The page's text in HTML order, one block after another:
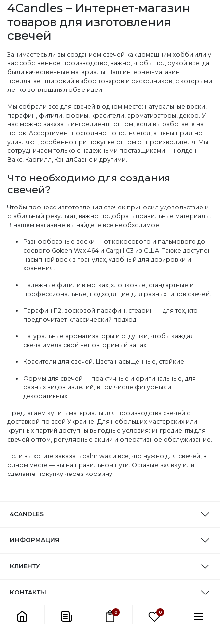
0 0
4Candles – Интернет-магазин
товаров для изготовления
свечей
Занимаетесь ли вы созданием свечей как домашним хобби или у
вас собственное производство, важно, чтобы под рукой всегда
были качественные материалы. Наш интернет-магазин
предлагает широкий выбор товаров и расходников, с которыми
легко воплощать любые идеи
Мы собрали все для свечей в одном месте: натуральные воски,
парафин, фитили, формы, красители, ароматизаторы, декор. У
нас можно заказать ингредиенты оптом, если вы работаете на
поток. Ассортимент постоянно пополняется, а цены приятно
удивляют, особенно при покупке оптом от производителя. Мы
сотрудничаем только с надежными поставщиками — Голден
Вакс, Каргилл, КэндлСаенс и другими.
Что необходимо для создания
свечей?
Чтобы процесс изготовления свечек приносил удовольствие и
стабильный результат, важно подобрать правильные материалы.
В нашем магазине вы найдете все необходимое:
Разнообразные воски — от кокосового и пальмового до
соевого Golden Wax 464 и Cargill C3 из США. Также доступен
насыпной воск в гранулах, удобный для дозировки и
хранения.
Надежные фитили в мотках, хлопковые, стандартные и
профессиональные, подходящие для разных типов свечей.
Парафин П2, восковой парафин, стеарин — для тех, кто
предпочитает классический подход.
Натуральные ароматизаторы и отдушки, чтобы каждая
свеча имела свой неповторимый запах.
Красители для свечей. Цвета насыщенные, стойкие.
Формы для свечей — практичные и оригинальные, для
разных видов изделий, в том числе фигурных и
декоративных.
Предлагаем купить материалы для производства свечей с
доставкой по всей Украине. Для небольших мастерских или
крупных партий доступны выгодные условия: ингредиенты для
свечей оптом, регулярные акции и оперативное обслуживание.
Если вы хотите заказать palm wax и всё, что нужно для свечей, в
одном месте — вы на правильном пути. Оставьте заявку или
сделайте покупку через корзину.
4CANDLES
ИНФОРМАЦИЯ
КЛИЕНТУ
КОНТАКТЫ